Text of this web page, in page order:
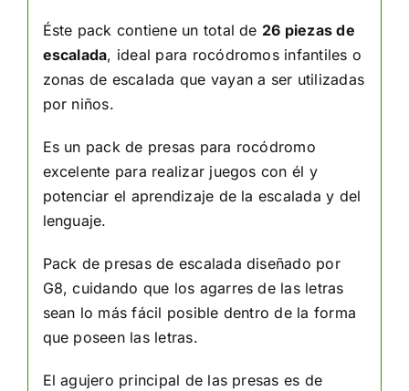
Éste pack contiene un total de 26 piezas de
escalada, ideal para rocódromos infantiles o
zonas de escalada que vayan a ser utilizadas
por niños.
Es un pack de presas para rocódromo
excelente para realizar juegos con él y
potenciar el aprendizaje de la escalada y del
lenguaje.
Pack de presas de escalada diseñado por
G8, cuidando que los agarres de las letras
sean lo más fácil posible dentro de la forma
que poseen las letras.
El agujero principal de las presas es de